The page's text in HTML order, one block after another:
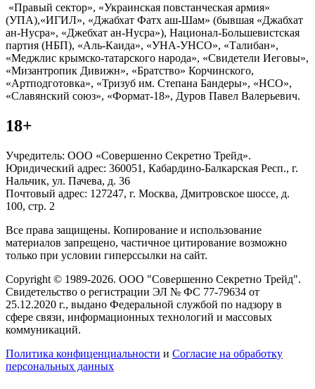
«Правый сектор», «Украинская повстанческая армия»
(УПА),«ИГИЛ», «Джабхат Фатх аш-Шам» (бывшая «Джабхат
ан-Нусра», «Джебхат ан-Нусра»), Национал-Большевистская
партия (НБП), «Аль-Каида», «УНА-УНСО», «Талибан»,
«Меджлис крымско-татарского народа», «Свидетели Иеговы»,
«Мизантропик Дивижн», «Братство» Корчинского,
«Артподготовка», «Тризуб им. Степана Бандеры», «НСО»,
«Славянский союз», «Формат-18», Дуров Павел Валерьевич.
18+
Учредитель: ООО «Совершенно Секретно Трейд».
Юридический адрес: 360051, Кабардино-Балкарская Респ., г.
Нальчик, ул. Пачева, д. 36
Почтовый адрес: 127247, г. Москва, Дмитровское шоссе, д.
100, стр. 2
Все права защищены. Копирование и использование
материалов запрещено, частичное цитирование возможно
только при условии гиперссылки на сайт.
Copyright © 1989-2026. ООО "Совершенно Секретно Трейд".
Свидетельство о регистрации ЭЛ № ФС 77-79634 от
25.12.2020 г., выдано Федеральной службой по надзору в
сфере связи, информационных технологий и массовых
коммуникаций.
Политика конфиценциальности и Согласие на обработку
персональных данных